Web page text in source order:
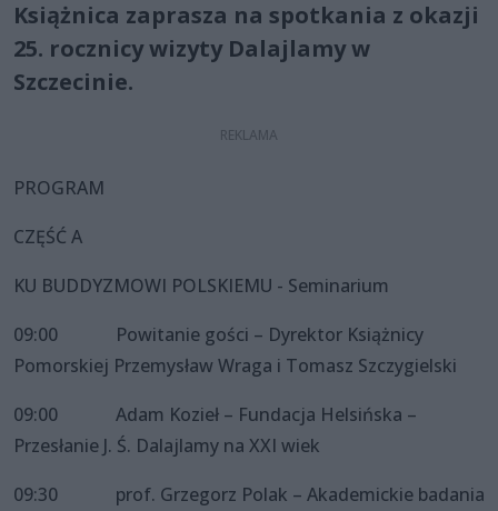
Książnica zaprasza na spotkania z okazji
25. rocznicy wizyty Dalajlamy w
Szczecinie.
PROGRAM
CZĘŚĆ A
KU BUDDYZMOWI POLSKIEMU - Seminarium
09:00 Powitanie gości – Dyrektor Książnicy
Pomorskiej Przemysław Wraga i Tomasz Szczygielski
09:00 Adam Kozieł – Fundacja Helsińska –
Przesłanie J. Ś. Dalajlamy na XXI wiek
09:30 prof. Grzegorz Polak – Akademickie badania